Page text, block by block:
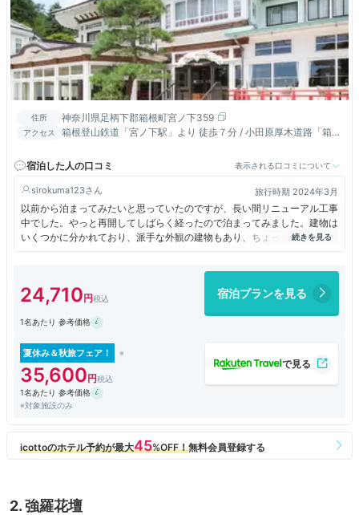
住所 神奈川県足柄下郡箱根町宮ノ下359
アクセス
箱根登山鉄道「宮ノ下駅」より 徒歩７分 / 小田原厚木道路「箱根
宿泊した人の口コミ
表示される口コミについて
sirokuma123 旅行時期 2024年3月
以前から泊まってみたいと思っていたのですが、長い間リニューアル工事
中でした。やっと再開してしばらく経ったので泊まってみました。建物は
いくつかに分かれており、派手な外観の建物もあり、ちょっとしたミュー
ジアム感覚でした。やはり人気があるみたいで、かなり混んでました。館
24,710 宿泊プランを見る
1名あたり 参考価格
夏休み＆秋旅フェア！
35,600
1名あたり 参考価格
※対象施設のみ
2. 強羅花壇